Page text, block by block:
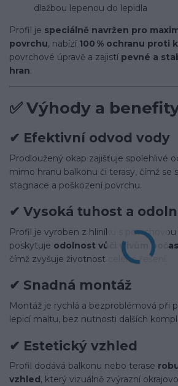
dlažbou lepenou do lepidla
Profil je speciálně navržen pro
povrchu, nabízí 100 % ochranu proti
povrchové úpravě a zajistí pevné a
hran.
✅Výhody a
✔ Efektivní odvod vody
Prodloužený okap zajišťuje spolehlivé
mimo hranu balkonu či terasy, čímž se
stagnace a poškození povrchu.
✔ Vysoká tuhost a
Profil je vyroben z hliníku s povrchovou
poskytuje odolnost vůči vlivům
čímž zvyšuje životnost celého řešení.
✔ Snadná montáž
Montáž je rychlá a bezproblémová při
lepicí maltu, bez nutnosti dalších
✔ Estetický vzhled
Profil dodává balkonu nebo terase
vzhled, který vizuálně zvýrazní